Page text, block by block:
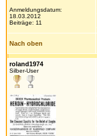
Anmeldungsdatum:
18.03.2012
Beiträge: 11
Nach oben
roland1974
Silber-User